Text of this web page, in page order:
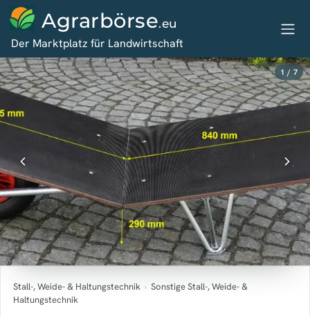
Agrarbörse.eu
Der Marktplatz für Landwirtschaft
1 / 7
Stall-, Weide- & Haltungstechnik › Sonstige Stall-, Weide- &
Haltungstechnik